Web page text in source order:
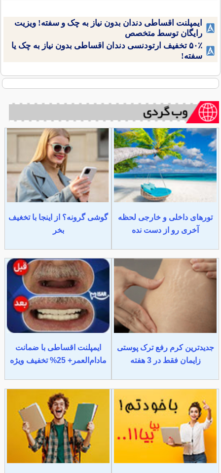
ایمپلنت اقساطی دندان بدون نیاز به چک و سفته! ویزیت
رایگان توسط متخصص
۵۰٪ تخفیف ارتودنسی دندان اقساطی بدون نیاز به چک یا
سفته!
تورهای داخلی و خارجی لحظه
آخری رو از دست نده
گوشی گرونه؟ از اینجا با تخغیف
بخر
جدیدترین کرم رفع ترک پوستی
زایمان فقط در 3 هفته
ایمپلنت اقساطی با ضمانت
مادام‌العمر+ 25% تخفیف ویژه